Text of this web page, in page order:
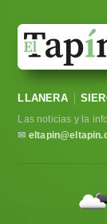
Sociedad
Política
LLANERA
Las noticias y la
✉